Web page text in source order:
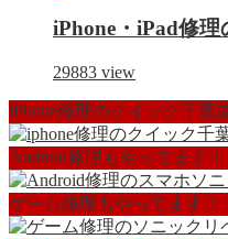
iPhone・iPad修
29883 view
iPhone修理のクイック千葉
Android修理もやってます！
ゲーム修理もやってます！